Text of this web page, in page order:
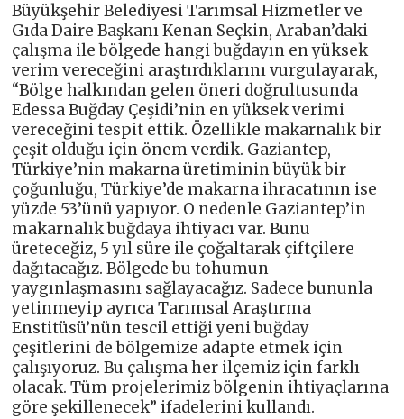
Büyükşehir Belediyesi Tarımsal Hizmetler ve
Gıda Daire Başkanı Kenan Seçkin, Araban’daki
çalışma ile bölgede hangi buğdayın en yüksek
verim vereceğini araştırdıklarını vurgulayarak,
“Bölge halkından gelen öneri doğrultusunda
Edessa Buğday Çeşidi’nin en yüksek verimi
vereceğini tespit ettik. Özellikle makarnalık bir
çeşit olduğu için önem verdik. Gaziantep,
Türkiye’nin makarna üretiminin büyük bir
çoğunluğu, Türkiye’de makarna ihracatının ise
yüzde 53’ünü yapıyor. O nedenle Gaziantep’in
makarnalık buğdaya ihtiyacı var. Bunu
üreteceğiz, 5 yıl süre ile çoğaltarak çiftçilere
dağıtacağız. Bölgede bu tohumun
yaygınlaşmasını sağlayacağız. Sadece bununla
yetinmeyip ayrıca Tarımsal Araştırma
Enstitüsü’nün tescil ettiği yeni buğday
çeşitlerini de bölgemize adapte etmek için
çalışıyoruz. Bu çalışma her ilçemiz için farklı
olacak. Tüm projelerimiz bölgenin ihtiyaçlarına
göre şekillenecek” ifadelerini kullandı.